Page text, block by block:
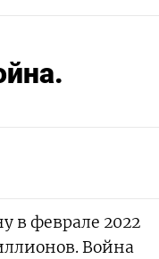
в феврале 2022
Война